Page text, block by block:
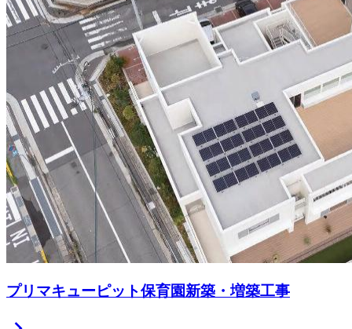
プリマキューピット保育園新築・増築工事